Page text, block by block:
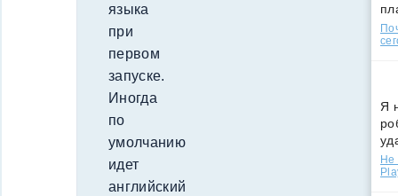
языка
при
первом
запуске.
Иногда
по
умолчанию
идет
английский
Я
Не